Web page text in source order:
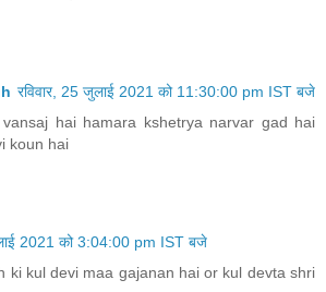
रविवार, 25 जुलाई 2021 को 11:30:00 pm IST बजे
hai hamara kshetrya narvar gad hai
koun hai
2021 को 3:04:00 pm IST बजे
ki kul devi maa gajanan hai or kul devta shri